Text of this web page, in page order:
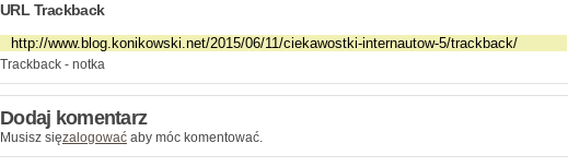
URL Trackback
Trackback - notka
Dodaj komentarz
Musisz sięzalogować aby móc komentować.